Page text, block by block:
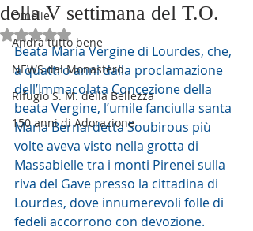
Omelie
Andrà tutto bene
NEWS dal Monastero
Rifugio S. M. della Bellezza
150 anni di Adorazione
della V settimana del T.O.
Valutazione NaN stelle su 5.
Beata Maria Vergine di Lourdes, che,
a quattro anni dalla proclamazione
dell’Immacolata Concezione della
beata Vergine, l’umile fanciulla santa
Maria Bernardetta Soubirous più
volte aveva visto nella grotta di
Massabielle tra i monti Pirenei sulla
riva del Gave presso la cittadina di
Lourdes, dove innumerevoli folle di
fedeli accorrono con devozione.